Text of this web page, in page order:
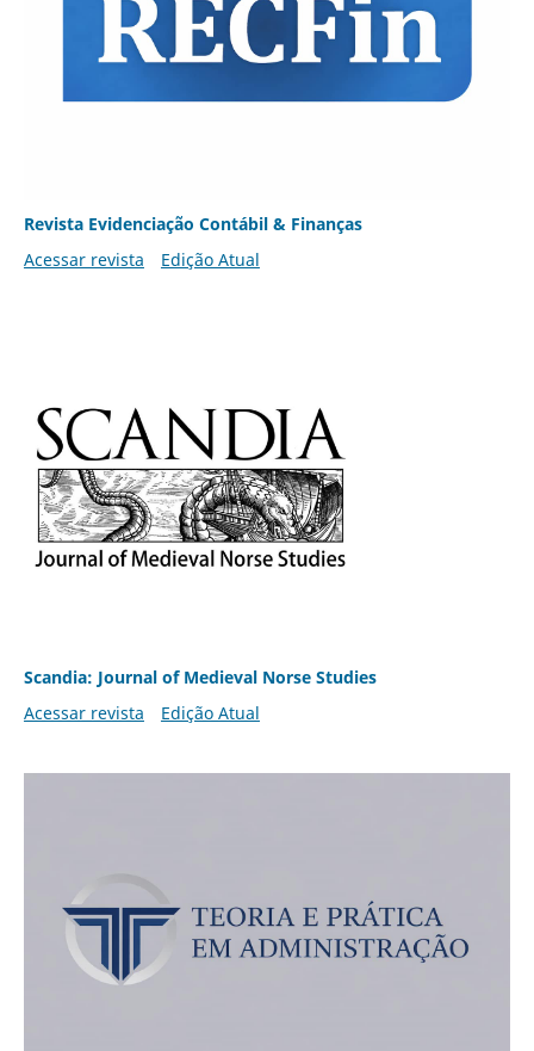
Revista Evidenciação Contábil & Finanças
Acessar revista
Edição Atual
Scandia: Journal of Medieval Norse Studies
Acessar revista
Edição Atual